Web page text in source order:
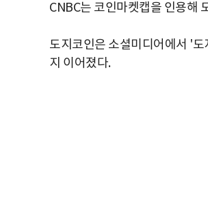
CNBC는 코인마켓캡을 인용해
도지코인은 소셜미디어에서 '
지 이어졌다.